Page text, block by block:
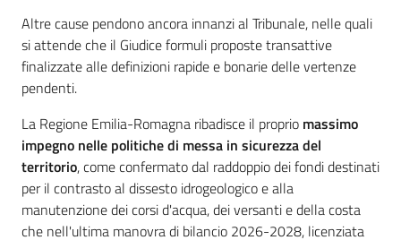
Altre cause pendono ancora innanzi al Tribunale, nelle quali
si attende che il Giudice formuli proposte transattive
finalizzate alle definizioni rapide e bonarie delle vertenze
pendenti.
La Regione Emilia-Romagna ribadisce il proprio massimo
impegno nelle politiche di messa in sicurezza del
territorio, come confermato dal raddoppio dei fondi destinati
per il contrasto al dissesto idrogeologico e alla
manutenzione dei corsi d'acqua, dei versanti e della costa
che nell'ultima manovra di bilancio 2026-2028, licenziata